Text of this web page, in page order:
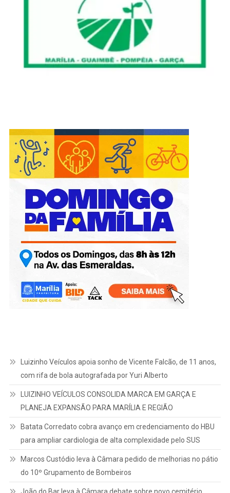
Luizinho Veículos apoia sonho de Vicente Falcão, de 11 anos,
com rifa de bola autografada por Yuri Alberto
LUIZINHO VEÍCULOS CONSOLIDA MARCA EM GARÇA E
PLANEJA EXPANSÃO PARA MARÍLIA E REGIÃO
Batata Corredato cobra avanço em credenciamento do HBU
para ampliar cardiologia de alta complexidade pelo SUS
Marcos Custódio leva à Câmara pedido de melhorias no pátio
do 10º Grupamento de Bombeiros
João do Bar leva à Câmara debate sobre novo cemitério